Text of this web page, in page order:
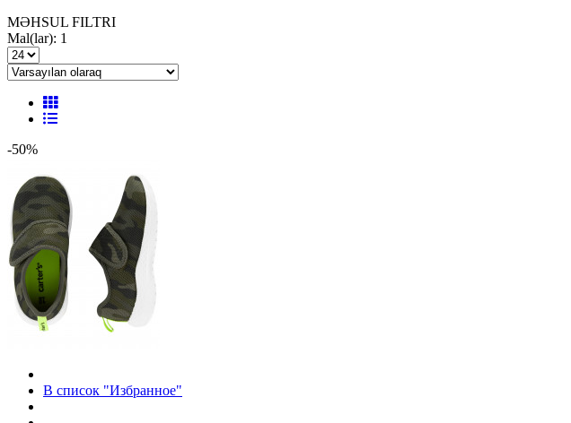
MƏHSUL FILTRI
Mal(lar): 1
-50%
В список "Избранное"